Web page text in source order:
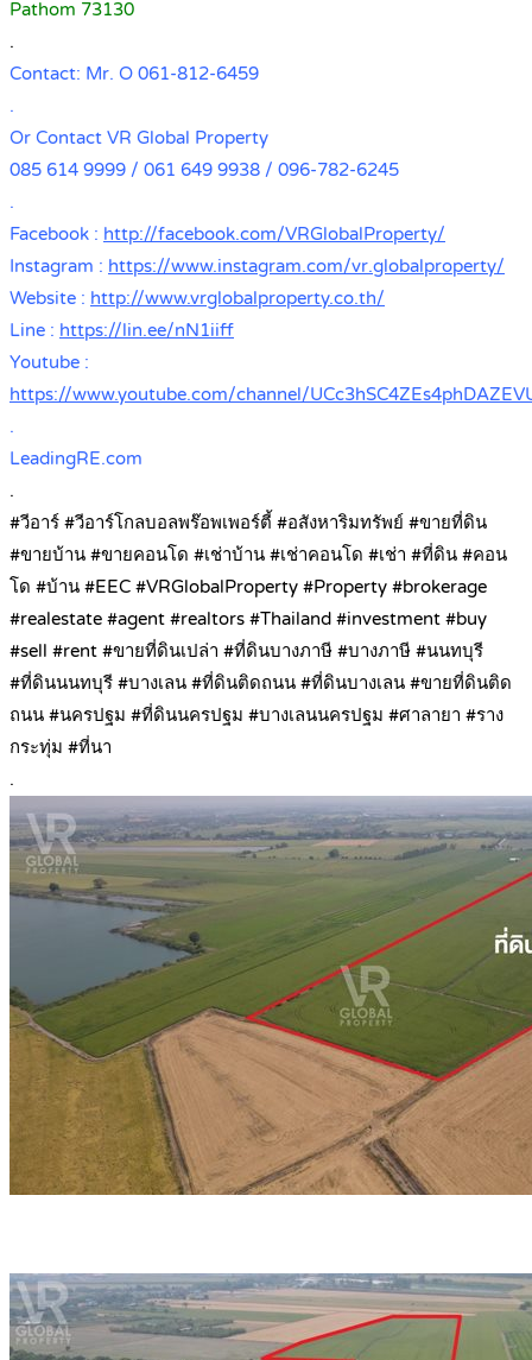
Pathom 73130
.
Contact: Mr. O 061-812-6459
.
Or Contact VR Global Property
085 614 9999 / 061 649 9938 / 096-782-6245
.
Facebook : http://facebook.com/VRGlobalProperty/
Instagram : https://www.instagram.com/vr.globalproperty/
Website : http://www.vrglobalproperty.co.th/
Line : https://lin.ee/nN1iiff
Youtube :
https://www.youtube.com/channel/
.
LeadingRE.com
.
#วีอาร์ #วีอาร์โกลบอลพร๊อพเพอร์ตี้ #อสังหาริมทรัพย์ #ขายที่ดิน
#ขายบ้าน #ขายคอนโด #เช่าบ้าน #เช่าคอนโด #เช่า #ที่ดิน #คอน
โด #บ้าน #EEC #VRGlobalProperty #Property #brokerage
#realestate #agent #realtors #Thailand #investment #buy
#sell #rent #ขายที่ดินเปล่า #ที่ดินบางภาษี #บางภาษี #นนทบุรี
#ที่ดินนนทบุรี #บางเลน #ที่ดินติดถนน #ที่ดินบางเลน #ขายที่ดินติด
ถนน #นครปฐม #ที่ดินนครปฐม #บางเลนนครปฐม #ศาลายา #ราง
กระทุ่ม #ที่นา
.